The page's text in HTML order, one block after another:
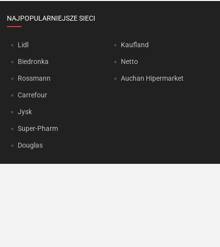
NAJPOPULARNIEJSZE SIECI
Lidl
Biedronka
Rossmann
Carrefour
Jysk
Super-Pharm
Douglas
Kaufland
Netto
Auchan Hipermarket